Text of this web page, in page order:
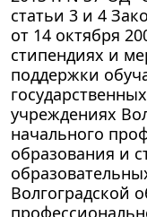
статьи 3 и 4
от 14 октября
стипендиях и
поддержки
учреждениях
начального
образования и
Волгоградской